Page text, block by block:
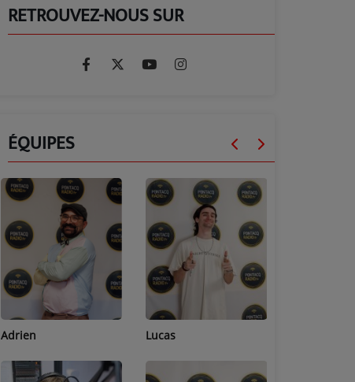
RETROUVEZ-NOUS SUR
ÉQUIPES
Adrien Lucas